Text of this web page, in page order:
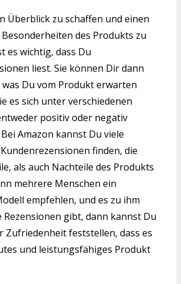
Überblick zu schaffen und einen
des Produkts zu
es wichtig, dass Du
liest. Sie können Dir dann
Du vom Produkt erwarten
es sich unter verschiedenen
positiv oder negativ
Amazon kannst Du viele
finden, die
als auch Nachteile des Produkts
mehrere Menschen ein
empfehlen, und es zu ihm
Rezensionen gibt, dann kannst Du
Zufriedenheit feststellen, dass es
und leistungsfähiges Produkt